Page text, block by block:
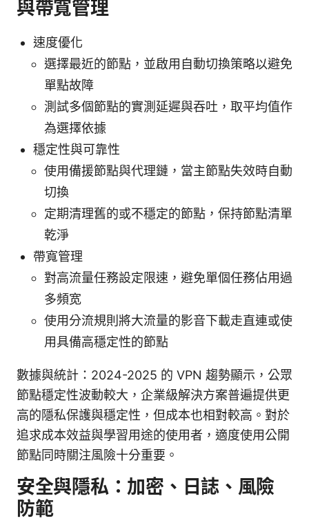
與帶寬管理
速度優化
選擇最近的節點，並啟用自動切換策略以避免
單點故障
測試多個節點的實測延遲與吞吐，取平均值作
為選擇依據
穩定性與可靠性
使用備援節點與代理鏈，當主節點失效時自動
切換
定期清理舊的或不穩定的節點，保持節點清單
乾淨
帶寬管理
對高流量任務設定限速，避免單個任務佔用過
多頻宽
使用分流規則將大流量的影音下載走直連或使
用具備高穩定性的節點
數據與統計：2024-2025 的 VPN 趨勢顯示，公眾
節點穩定性波動較大，企業級解決方案普遍提供更
高的隱私保護與穩定性，但成本也相對較高。對於
追求成本效益與學習用途的使用者，適度使用公開
節點同時關注風險十分重要。
安全與隱私：加密、日誌、風險
防範